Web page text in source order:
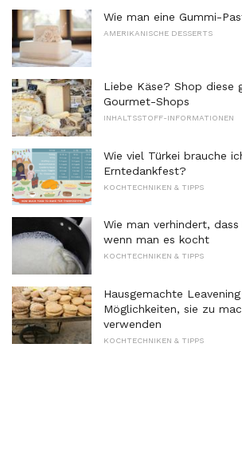
Wie man eine Gummi-
AMERIKANISCHE DESSERTS
Liebe Käse? Shop diese
Gourmet-Shops
INHALTSSTOFF-INFORMATIONEN
Wie viel Türkei brauche
Erntedankfest?
KOCHTECHNIKEN & TIPPS
Wie man verhindert,
wenn man es kocht
KOCHTECHNIKEN & TIPPS
Hausgemachte
Möglichkeiten, sie zu
verwenden
KOCHTECHNIKEN & TIPPS